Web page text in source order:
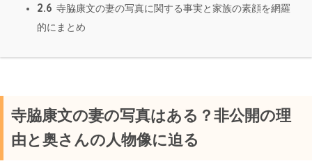
2.6 寺脇康文の妻の写真に関する事実と家族の素顔を網羅
的にまとめ
寺脇康文の妻の写真はある？非公開の理
由と奥さんの人物像に迫る